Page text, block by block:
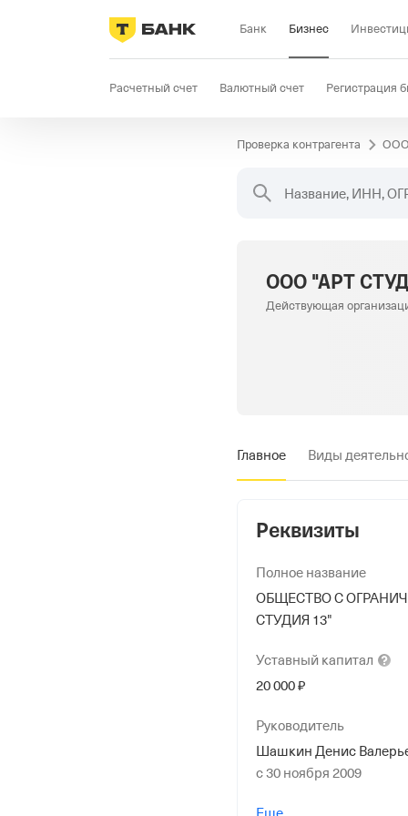
Банк Бизнес
Расчетный счет Валютный счет Регистрация
Продажи Селлер Госзакупки
Проверка контрагента ООО
Название, ИНН,
ООО "АРТ
Действующая
Главное Виды
Реквизиты
Полное название
ОБЩЕСТВО С
СТУДИЯ 13"
Уставный капитал
20 000 ₽
Руководитель
Шашкин Денис
с 30 ноября 2009